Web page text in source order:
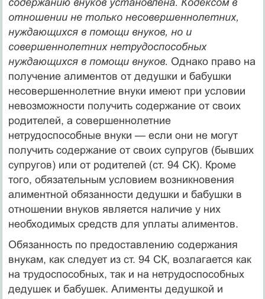
отношении не только несовершеннолетних,
нуждающихся в помощи внуков, но и
совершеннолетних нетрудоспособных
нуждающихся в помощи внуков. Однако право на
получение алиментов от дедушки и бабушки
несовершеннолетние внуки имеют при условии
невозможности получить содержание от своих
родителей, а совершеннолетние
нетрудоспособные вну­ки — если они не могут
получить содержание от своих супру­гов (бывших
супругов) или от родителей (ст. 94 СК). Кроме
того, обязательным условием возникновения
алиментной обязаннос­ти дедушки и бабушки в
отношении внуков является наличие у них
необходимых средств для уплаты алиментов.
Обязанность по предоставлению содержания
внукам, как следует из ст. 94 СК, возлагается как
на трудоспособных, так и на нетрудоспособных
дедушек и бабушек. Алименты дедуш­кой и